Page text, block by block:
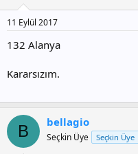
11 Eylül 2017
132 Alanya
Kararsızım.
B bellagio
Seçkin Üye Seçkin Üye